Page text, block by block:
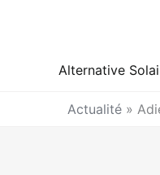
Alternative
Actualité »